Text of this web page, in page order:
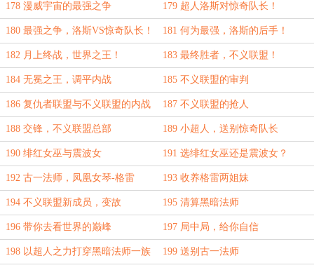
178 漫威宇宙的最强之争 179 超人洛斯对惊奇队长！
180 最强之争，洛斯VS惊奇队长！ 181 何为最强，洛斯的后手！
182 月上终战，世界之王！ 183 最终胜者，不义联盟！
184 无冕之王，调平内战 185 不义联盟的审判
186 复仇者联盟与不义联盟的内战 187 不义联盟的抢人
188 交锋，不义联盟总部 189 小超人，送别惊奇队长
190 绯红女巫与震波女 191 选绯红女巫还是震波女？
192 古一法师，凤凰女琴-格雷 193 收养格雷两姐妹
194 不义联盟新成员，变故 195 清算黑暗法师
196 带你去看世界的巅峰 197 局中局，给你自信
198 以超人之力打穿黑暗法师一族 199 送别古一法师